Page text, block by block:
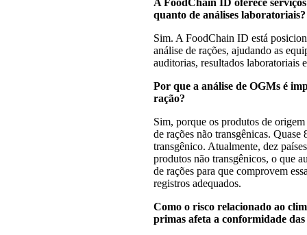
quanto de análises laboratoriais?
Sim. A FoodChain ID está
análise de rações, ajudando as
auditorias, resultados laboratoriais
Por que a análise de OGMs é
ração?
Sim, porque os produtos de
de rações não transgênicas.
transgênico. Atualmente, dez
produtos não transgênicos, o que
de rações para que comprovem
registros adequados.
Como o risco relacionado ao
primas afeta a conformidade das